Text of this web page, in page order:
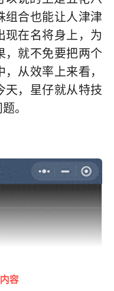
组合也能让人津津
现在名将身上，为
，就不免要把两个
从效率上来看，
天，星仔就从特技
。
容